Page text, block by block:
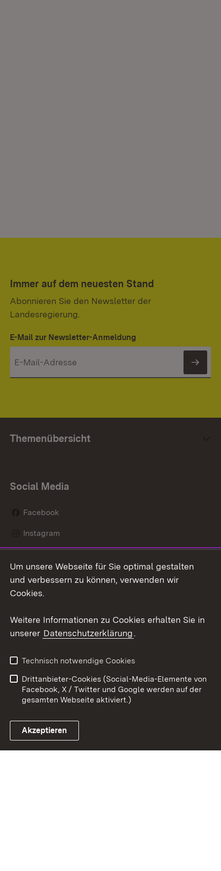
Immer auf dem neuesten Stand
Abonnieren Sie den Newsletter der
Landesregierung.
E-Mail zur Newsletter-Anmeldung
Themenübersicht
Social Media
Facebook
Instagram
Social Wall
Youtube
Link zum Landesportal
Kontakt
Datenschutz
Barrierefreiheit
Impressum Cookies
Um unsere Webseite für Sie optimal gestalten
und verbessern zu können, verwenden wir
Cookies.
Weitere Informationen zu Cookies erhalten Sie in
unserer Datenschutzerklärung.
Technisch notwendige Cookies
Drittanbieter-Cookies (Social-Media-Elemente von
Facebook, X / Twitter und Google werden auf der
gesamten Webseite aktiviert.)
Akzeptieren